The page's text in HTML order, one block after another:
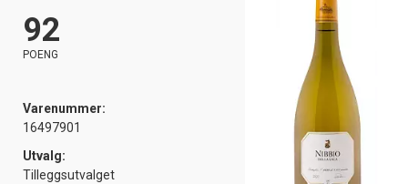
92
POENG
Varenummer:
16497901
Utvalg:
Tilleggsutvalget